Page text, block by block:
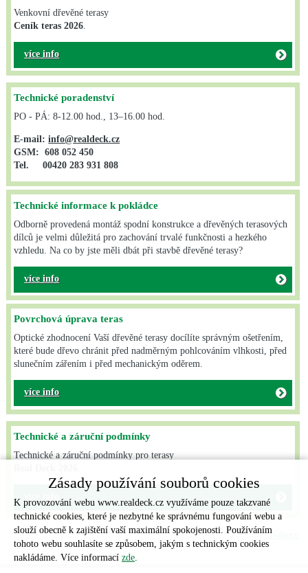
Venkovní dřevěné terasy
Ceník teras 2026
více info
Technické poradenství
PO - PÁ: 8-12.00 hod., 13–16.00 hod.
E-mail:info@realdeck.cz
GSM: 608 052 450
Tel. 00420 283 931 808
Technické informace k pokládce
Odborně provedená montáž spodní konstrukce a dřevěných terasových
dílců je velmi důležitá pro zachování trvalé funkčnosti a hezkého
vzhledu. Na co by jste měli dbát při stavbě dřevěné terasy?
více info
Povrchová úprava teras
Optické zhodnocení Vaší dřevěné terasy docílíte správným ošetřením,
které bude dřevo chránit před nadměrným pohlcováním vlhkosti, před
slunečním zářením i před mechanickým oděrem.
více info
Technické a záruční podmínky
Technické a záruční podmínky pro terasy
Nahoru
Zásady používání souborů cookies
K provozování webu www.realdeck.cz využíváme pouze takzvané
technické cookies, které je nezbytné ke správnému fungování webu a
slouží obecně k zajištění vaší maximální spokojenosti. Používáním
tohoto webu souhlasíte se způsobem, jakým s technickým cookies
nakládáme. Více informací zde.